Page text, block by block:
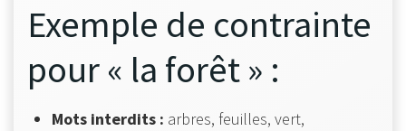
Exemple de contrainte
pour « la forêt » :
Mots interdits : arbres, feuilles, vert,